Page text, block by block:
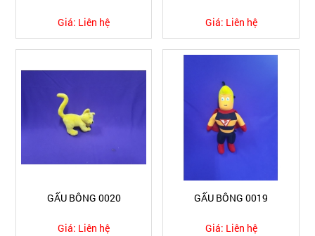
Giá: Liên hệ Giá: Liên hệ
GẤU BÔNG 0020
Giá: Liên hệ
GẤU BÔNG 0019
Giá: Liên hệ